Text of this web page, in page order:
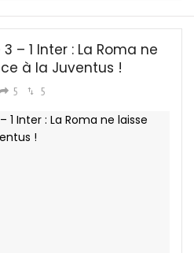
– 1 Inter : La Roma ne
à la Juventus !
5 5